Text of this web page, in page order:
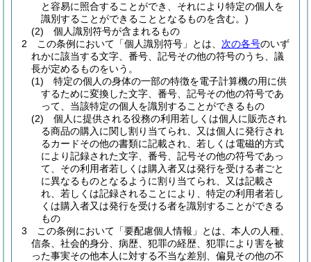
と容易に照合することができ、それにより特定の個人を
識別することができることとなるものを含む。)
(2)
個人識別符号が含まれるもの
2
この条例において「個人識別符号」とは、 次の各号のいず
れかに該当する文字、番号、記号その他の符号のうち、議
長が定めるものをいう。
(1)
特定の個人の身体の一部の特徴を電子計算機の用に供
するために変換した文字、番号、記号その他の符号であ
って、当該特定の個人を識別することができるもの
(2)
個人に提供される役務の利用若しくは個人に販売され
る商品の購入に関し割り当てられ、又は個人に発行され
るカードその他の書類に記載され、若しくは電磁的方式
により記録された文字、番号、記号その他の符号であっ
て、その利用者若しくは購入者又は発行を受ける者ごと
に異なるものとなるように割り当てられ、又は記載さ
れ、若しくは記録されることにより、特定の利用者若し
くは購入者又は発行を受ける者を識別することができる
もの
3
この条例において「要配慮個人情報」とは、本人の人種、
信条、社会的身分、病歴、犯罪の経歴、犯罪により害を被
った事実その他本人に対する不当な差別、偏見その他の不